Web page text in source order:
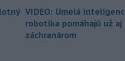
VIDEO: Umelá
robotika pomáhajú už aj
záchranárom